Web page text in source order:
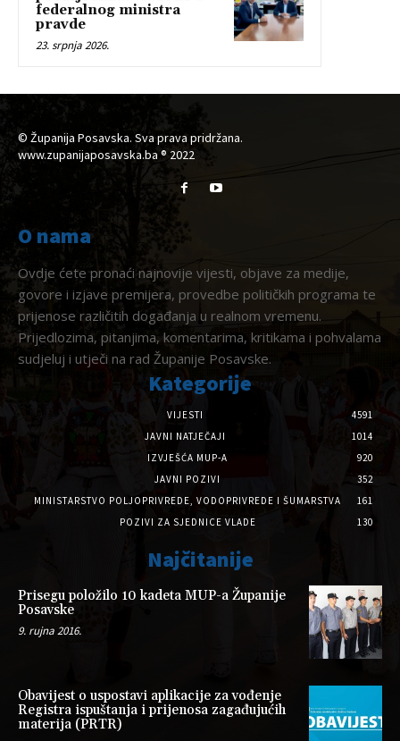
federalnog ministra
pravde
23. srpnja 2026.
© Županija Posavska. Sva prava pridržana.
www.zupanijaposavska.ba ® 2022
O nama
Ovdje ćete pronaći najnovije vijesti, objave za medije,
govore i izjave premijera, provedbe političkih programa te
prijenose različitih događanja u realnom vremenu.
Prijedlozima, pitanjima, komentarima, kritikama i pohvalama
sudjeluj i utječi na rad Županije Posavske.
Kategorije
VIJESTI
4591
JAVNI NATJEČAJI
1014
IZVJEŠĆA MUP-A
920
JAVNI POZIVI
352
MINISTARSTVO POLJOPRIVREDE, VODOPRIVREDE I ŠUMARSTVA
161
POZIVI ZA SJEDNICE VLADE
130
Najčitanije
Prisegu položilo 10 kadeta MUP-a Županije
Posavske
9. rujna 2016.
Obavijest o uspostavi aplikacije za vođenje
Registra ispuštanja i prijenosa zagađujućih
materija (PRTR)